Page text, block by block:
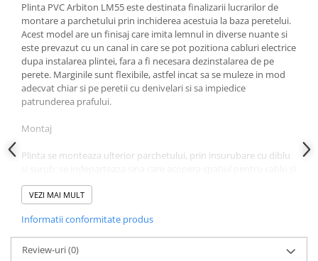
Plinta PVC Arbiton LM55 este destinata finalizarii lucrarilor de
montare a parchetului prin inchiderea acestuia la baza peretelui.
Acest model are un finisaj care imita lemnul in diverse nuante si
este prevazut cu un canal in care se pot pozitiona cabluri electrice
dupa instalarea plintei, fara a fi necesara dezinstalarea de pe
perete. Marginile sunt flexibile, astfel incat sa se muleze in mod
adecvat chiar si pe peretii cu denivelari si sa impiedice
patrunderea prafului.
Montaj
Plinta se monteaza ulterior parchetului, prin insurubare cu diblu
se fac gauri pentru suruburi din 50 in 50 cm. Pentru montajul
acestui produs va fi necesar sa folosesti colturi, capete si
Curatarea se realizeaza utilizand produse obisnuite de curatare si
materiale moi, nonabrazive.
VEZI MAI MULT
Informatii conformitate produs
Review-uri(0)